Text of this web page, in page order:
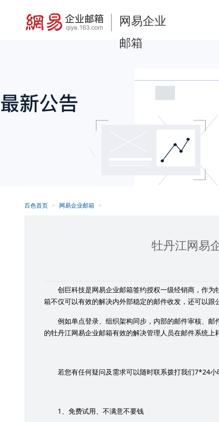
网易企业
邮箱
百色首页 网易企业邮箱
牡丹江网易
创巨科技是网易企业邮箱签约授权一级经销商，作
箱不仅可以有效的解决内外部稳定的邮件收发，还可以跟
例如单点登录、组织架构同步，内部的邮件审核、
的牡丹江网易企业邮箱有效的解决管理人员在邮件系统
若您有任何疑问及需求可以随时联系拨打我们7*24小
1 、免费试用、不满意不要钱